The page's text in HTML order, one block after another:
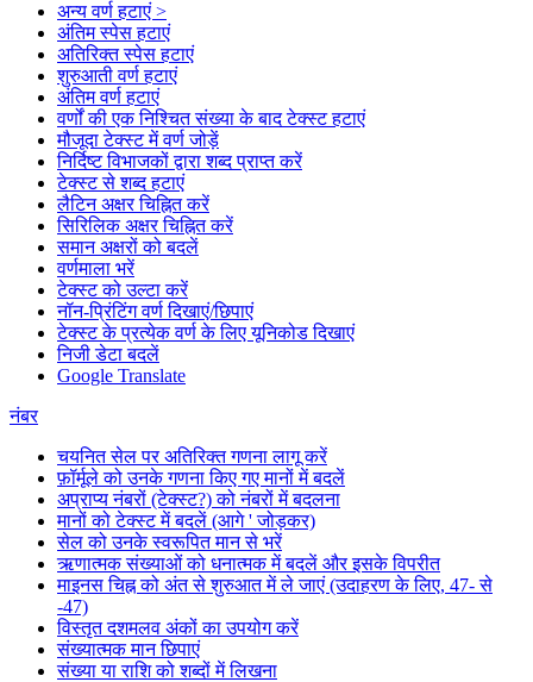
अन्य वर्ण हटाएं >
अंतिम स्पेस हटाएं
अतिरिक्त स्पेस हटाएं
शुरुआती वर्ण हटाएं
अंतिम वर्ण हटाएं
वर्णों की एक निश्चित संख्या के बाद टेक्स्ट हटाएं
मौजूदा टेक्स्ट में वर्ण जोड़ें
निर्दिष्ट विभाजकों द्वारा शब्द प्राप्त करें
टेक्स्ट से शब्द हटाएं
लैटिन अक्षर चिह्नित करें
सिरिलिक अक्षर चिह्नित करें
समान अक्षरों को बदलें
वर्णमाला भरें
टेक्स्ट को उल्टा करें
नॉन-प्रिंटिंग वर्ण दिखाएं/छिपाएं
टेक्स्ट के प्रत्येक वर्ण के लिए यूनिकोड दिखाएं
निजी डेटा बदलें
Google Translate
नंबर
चयनित सेल पर अतिरिक्त गणना लागू करें
फ़ॉर्मूले को उनके गणना किए गए मानों में बदलें
अप्राप्य नंबरों (टेक्स्ट?) को नंबरों में बदलना
मानों को टेक्स्ट में बदलें (आगे ' जोड़कर)
सेल को उनके स्वरूपित मान से भरें
ऋणात्मक संख्याओं को धनात्मक में बदलें और इसके विपरीत
माइनस चिह्न को अंत से शुरुआत में ले जाएं (उदाहरण के लिए, 47- से
-47)
विस्तृत दशमलव अंकों का उपयोग करें
संख्यात्मक मान छिपाएं
संख्या या राशि को शब्दों में लिखना